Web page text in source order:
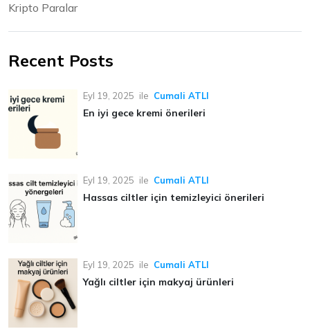
Kripto Paralar
Recent Posts
Eyl 19, 2025 ile Cumali ATLI
En iyi gece kremi önerileri
Eyl 19, 2025 ile Cumali ATLI
Hassas ciltler için temizleyici önerileri
Eyl 19, 2025 ile Cumali ATLI
Yağlı ciltler için makyaj ürünleri